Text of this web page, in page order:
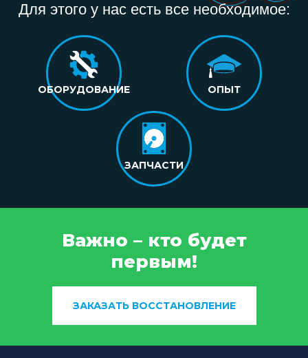
Для этого у нас есть все необходимое:
ОБОРУДОВАНИЕ ОПЫТ
ЗАПЧАСТИ
Важно – кто будет
первым!
ЗАКАЗАТЬ ВОССТАНОВЛЕНИЕ